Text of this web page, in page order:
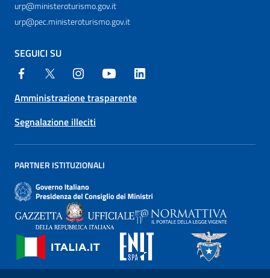
urp@ministeroturismo.gov.it
urp@pec.ministeroturismo.gov.it
SEGUICI SU
Amministrazione trasparente
Segnalazione illeciti
PARTNER ISTITUZIONALI